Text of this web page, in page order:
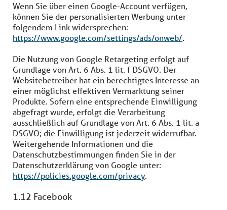
Wenn Sie über einen Google-Account verfügen,
können Sie der personalisierten Werbung unter
folgendem Link widersprechen:
https://www.google.com/settings/ads/onweb/.
Die Nutzung von Google Retargeting erfolgt auf
Grundlage von Art. 6 Abs. 1 lit. f DSGVO. Der
Websitebetreiber hat ein berechtigtes Interesse an
einer möglichst effektiven Vermarktung seiner
Produkte. Sofern eine entsprechende Einwilligung
abgefragt wurde, erfolgt die Verarbeitung
ausschließlich auf Grundlage von Art. 6 Abs. 1 lit. a
DSGVO; die Einwilligung ist jederzeit widerrufbar.
Weitergehende Informationen und die
Datenschutzbestimmungen finden Sie in der
Datenschutzerklärung von Google unter:
https://policies.google.com/privacy.
1.12 Facebook